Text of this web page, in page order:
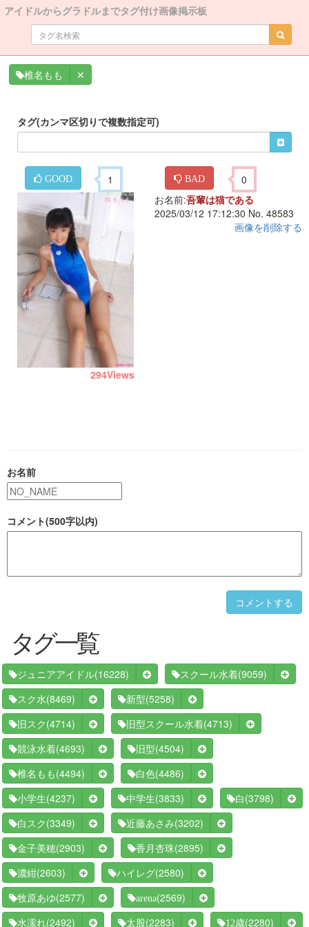
アイドルからグラドルまでタグ付け画像掲示板
椎名もも ✕
タグ(カンマ区切りで複数指定可)
GOOD 1 BAD 0
294Views
お名前:吾輩は猫である
2025/03/12 17:12:30 No. 48583
画像を削除する
お名前
コメント(500字以内)
コメントする
タグ一覧
ジュニアアイドル(16228) スクール水着(9059)
スク水(8469) 新型(5258)
旧スク (4714) 旧型スクール水着(4713)
競泳水着(4693) 旧型(4504)
椎名もも (4494) 白色(4486)
小学生(4237) 中学生(3833) 白 (3798)
白スク (3349) 近藤あさみ(3202)
金子美穂(2903) 香月杏珠(2895)
濃紺(2603) ハイレグ(2580)
牧原あゆ(2577) arena(2569)
水濡れ(2492) 太股(2283) 12歳(2280)